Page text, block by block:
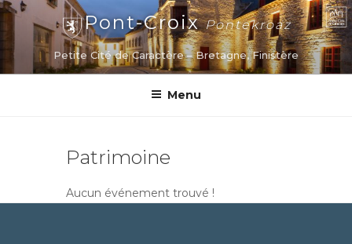
Aller
contenu
principal
Pont-CroixPontekroaz
Petite Cité de Caractère – Bretagne, Finistère
Menu
Patrimoine
Aucun événement trouvé !